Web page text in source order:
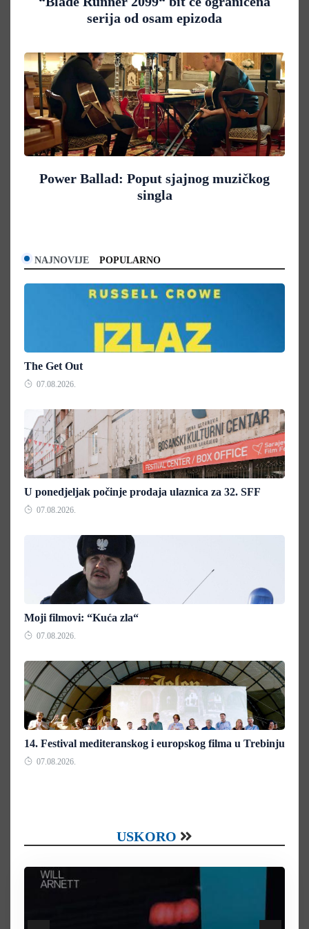
serija od osam epizoda
Power Ballad: Poput sjajnog muzičkog
singla
NAJNOVIJE POPULARNO
The Get Out
07.08.2026.
U ponedjeljak počinje prodaja ulaznica za 32. SFF
07.08.2026.
Moji filmovi: “Kuća zla“
07.08.2026.
14. Festival mediteranskog i europskog filma u Trebinju
07.08.2026.
USKORO